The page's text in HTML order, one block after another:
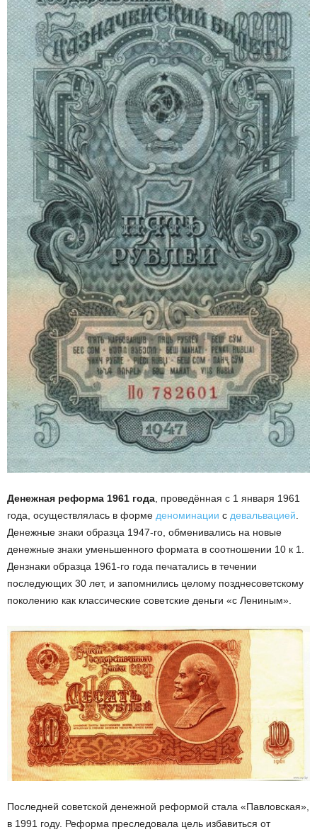
Денежная реформа 1961 года, проведённая с 1 января 1961
года, осуществлялась в форме деноминации с девальвацией.
Денежные знаки образца 1947-го, обменивались на новые
денежные знаки уменьшенного формата в соотношении 10 к 1.
Дензнаки образца 1961-го года печатались в течении
последующих 30 лет, и запомнились целому позднесоветскому
поколению как классические советские деньги «с Лениным».
Последней советской денежной реформой стала «Павловская»,
в 1991 году. Реформа преследовала цель избавиться от